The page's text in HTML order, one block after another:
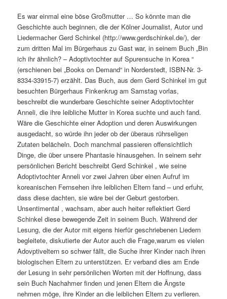
Es war einmal eine böse Großmutter … So könnte man die
Geschichte auch beginnen, die der Kölner Journalist, Autor und
Liedermacher Gerd Schinkel (http://www.gerdschinkel.de/), der
zum dritten Mal im Bürgerhaus zu Gast war, in seinem Buch „Bin
ich ihr ähnlich? – Adoptivtochter auf Spurensuche in Korea “
(erschienen bei „Books on Demand“ in Norderstedt, ISBN-Nr. 3-
8334-33915-7) erzählt. Das Buch, aus dem Gerd Schinkel im gut
besuchten Bürgerhaus Finkenkrug am Samstag vorlas,
beschreibt die wunderbare Geschichte seiner Adoptivtochter
Anneli, die ihre leibliche Mutter in Korea suchte und auch fand.
Wäre die Geschichte einer Adoption und deren Auswirkungen
ausgedacht, so würde ihn jeder ob der überaus rührseligen
Zutaten belächeln. Doch manchmal passieren offensichtlich
Dinge, die über unsere Phantasie hinausgehen. In seinem sehr
persönlichen Bericht beschreibt Gerd Schinkel , wie seine
Adoptivtochter Anneli vor zwei Jahren über einen Aufruf im
koreanischen Fernsehen ihre leiblichen Eltern fand – und erfuhr,
dass diese dachten, sie wäre bei der Geburt gestorben.
Unsentimental , wachsam, aber auch heiter reflektiert Gerd
Schinkel diese bewegende Zeit in seinem Buch. Während der
Lesung, die der Autor mit eigens hierfür geschriebenen Liedern
begleitete, diskutierte der Autor auch die Frage,warum es vielen
Adovptiveltern so schwer fällt, die Suche ihrer Kinder nach ihren
biologischen Eltern zu unterstützen. Er verband dies am Ende
der Lesung in sehr persönlichen Worten mit der Hoffnung, dass
sein Buch Nachahmer finden und jenen Eltern die Ängste
nehmen möge, ihre Kinder an die leiblichen Eltern zu verlieren.